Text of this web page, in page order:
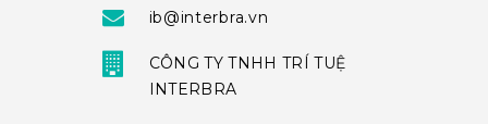
ib@interbra.vn
CÔNG TY TNHH TRÍ TUỆ
INTERBRA